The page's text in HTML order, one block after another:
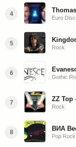
4
Euro
5
Rock
6
Gothic
7 ZZ Top
Rock
8
Pop Rock